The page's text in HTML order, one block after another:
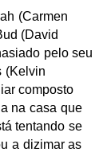
(Carmen
(David
pelo seu
(Kelvin
composto
na casa que
tentando se
a dizimar as